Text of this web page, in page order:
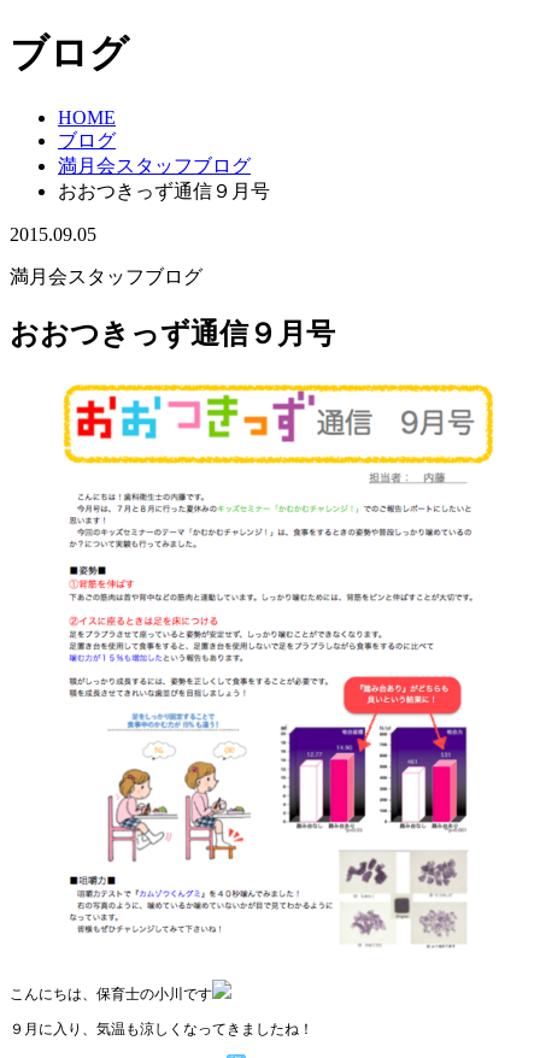
ブログ
HOME
ブログ
満月会スタッフブログ
おおつきっず通信９月号
2015.09.05
満月会スタッフブログ
おおつきっず通信９月号
こんにちは、保育士の小川です
９月に入り、気温も涼しくなってきましたね！